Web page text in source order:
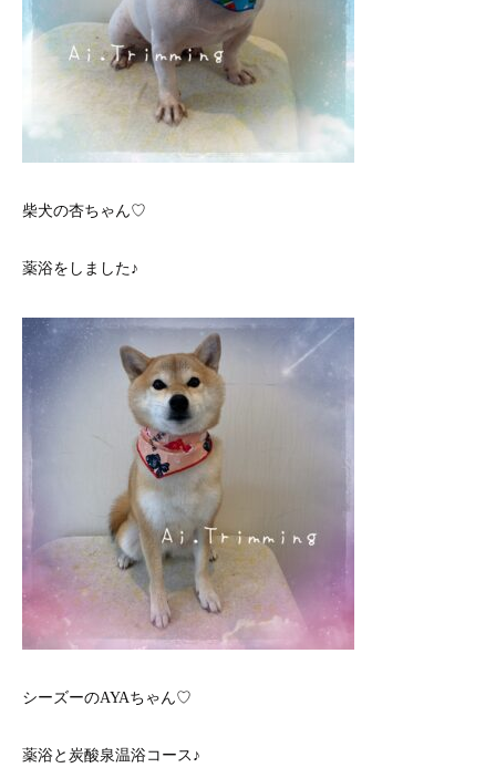
柴犬の杏ちゃん♡
薬浴をしました♪
シーズーのAYAちゃん♡
薬浴と炭酸泉温浴コース♪